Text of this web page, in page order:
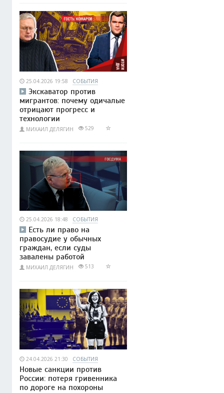
25.04.2026 19:58 СОБЫТИЯ
Экскаватор против
мигрантов: почему одичалые
отрицают прогресс и
технологии
МИХАИЛ ДЕЛЯГИН 529
25.04.2026 18:48 СОБЫТИЯ
Есть ли право на
правосудие у обычных
граждан, если суды
завалены работой
МИХАИЛ ДЕЛЯГИН 513
24.04.2026 21:30 СОБЫТИЯ
Новые санкции против
России: потеря гривенника
по дороге на похороны